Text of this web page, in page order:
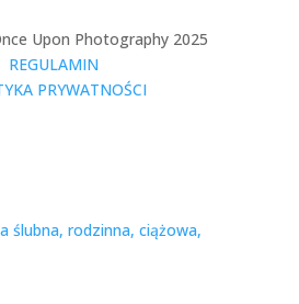
Upon Photography 2025
REGULAMIN
PRYWATNOŚCI